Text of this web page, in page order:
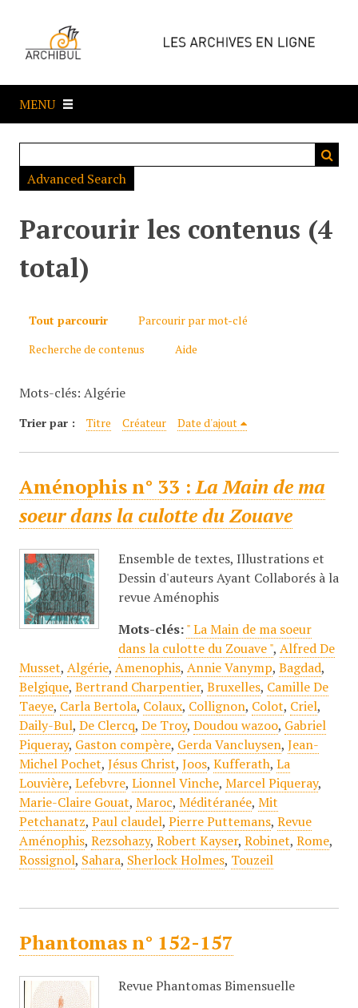
e
a
MENU
Advanced Search
Parcourir les contenus (4
total)
Tout parcourir
Parcourir par mot-clé
Recherche de contenus
Aide
Mots-clés: Algérie
Trier par : Titre Créateur Date d'ajout
Aménophis n° 33 :La Main de ma
soeur dans la culotte du Zouave
Ensemble de textes, Illustrations et
Dessin d'auteurs Ayant Collaborés à la
revue Aménophis
Mots-clés: " La Main de ma soeur
dans la culotte du Zouave ", Alfred De
Musset, Algérie, Amenophis, Annie Vanymp, Bagdad,
Belgique, Bertrand Charpentier, Bruxelles, Camille De
Taeye, Carla Bertola, Colaux, Collignon, Colot, Criel,
Daily-Bul, De Clercq, De Troy, Doudou wazoo, Gabriel
Piqueray, Gaston compère, Gerda Vancluysen, Jean-
Michel Pochet, Jésus Christ, Joos, Kufferath, La
Louvière, Lefebvre, Lionnel Vinche, Marcel Piqueray,
Marie-Claire Gouat, Maroc, Méditéranée, Mit
Petchanatz, Paul claudel, Pierre Puttemans, Revue
Aménophis, Rezsohazy, Robert Kayser, Robinet, Rome,
Rossignol, Sahara, Sherlock Holmes, Touzeil
Phantomas n° 152-157
Revue Phantomas Bimensuelle